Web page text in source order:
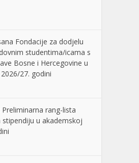
Fondacije za dodjelu
studentima/icama s
Bosne i Hercegovine u
27. godini
Preliminarna rang-lista
stipendiju u akademskoj